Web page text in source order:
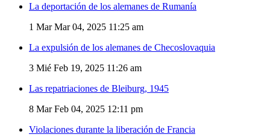
La deportación de los alemanes de Rumanía
1 Mar Mar 04, 2025 11:25 am
La expulsión de los alemanes de Checoslovaquia
3 Mié Feb 19, 2025 11:26 am
Las repatriaciones de Bleiburg, 1945
8 Mar Feb 04, 2025 12:11 pm
Violaciones durante la liberación de Francia